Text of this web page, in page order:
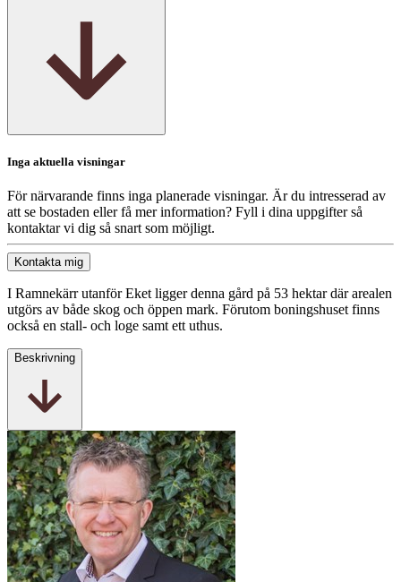
Inga aktuella visningar
För närvarande finns inga planerade visningar. Är du intresserad av
att se bostaden eller få mer information? Fyll i dina uppgifter så
kontaktar vi dig så snart som möjligt.
Kontakta mig
I Ramnekärr utanför Eket ligger denna gård på 53 hektar där arealen
utgörs av både skog och öppen mark. Förutom boningshuset finns
också en stall- och loge samt ett uthus.
Beskrivning